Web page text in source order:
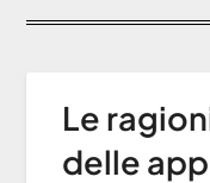
Le
delle